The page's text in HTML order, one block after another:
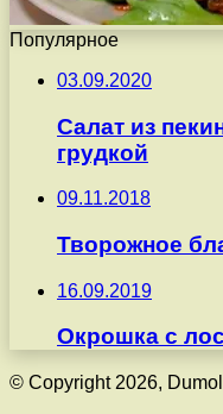
Популярное
03.09.2020
Салат из
грудкой
09.11.2018
Творожное
16.09.2019
Окрошка с
© Copyright 2026,